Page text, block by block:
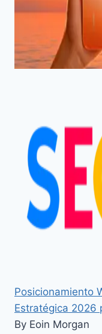
Posicionamiento
Estratégica 2026
By Eoin Morgan